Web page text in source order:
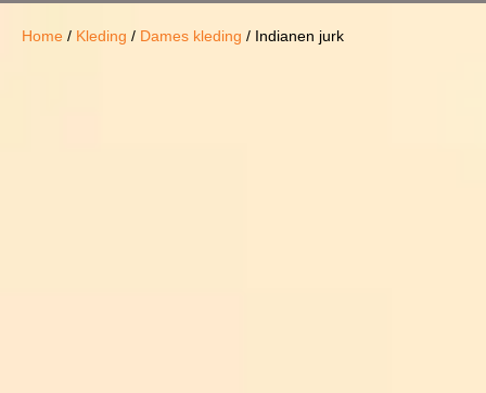
Home / Kleding / Dames kleding / Indianen jurk